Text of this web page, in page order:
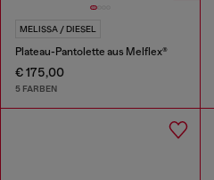
MELISSA / DIESEL
Plateau-Pantolette aus Melflex®
€ 175,00
5 FARBEN